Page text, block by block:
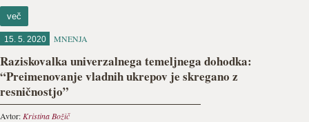
več
15. 5. 2020 MNENJA
Raziskovalka univerzalnega temeljnega dohodka:
“Preimenovanje vladnih ukrepov je skregano z
resničnostjo”
Avtor: Kristina Božič